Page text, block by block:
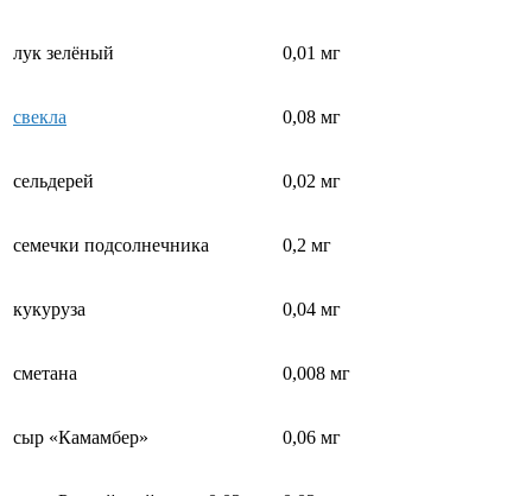
лук зелёный 0,01 мг
свекла 0,08 мг
сельдерей 0,02 мг
семечки подсолнечника 0,2 мг
кукуруза 0,04 мг
сметана 0,008 мг
сыр «Камамбер» 0,06 мг